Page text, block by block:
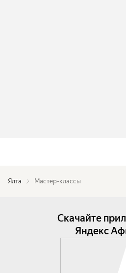
Ялта Мастер-классы
Скачайте
Яндекс